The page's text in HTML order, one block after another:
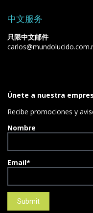
中文服务
只限中文邮件
Únete a nuestra
Recibe promociones y
Nombre
Email*